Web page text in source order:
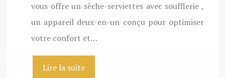
vous offre un sèche-serviettes avec soufflerie ,
un appareil deux-en-un conçu pour optimiser
votre confort et…
Lire la suite